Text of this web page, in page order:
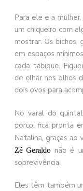
Para ele e a
um chiqueiro com
mostrar. Os bichos,
em espaços
cada tabique.
de olhar nos olhos
dois ovos para
No varal do
porco: fica pronta
Natalina, graças ao
Zé Geraldo não é
sobrevivência.
Eles têm também